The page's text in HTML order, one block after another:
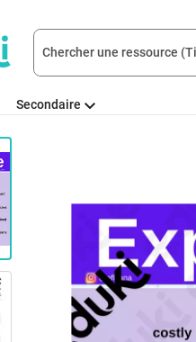
Secondaire